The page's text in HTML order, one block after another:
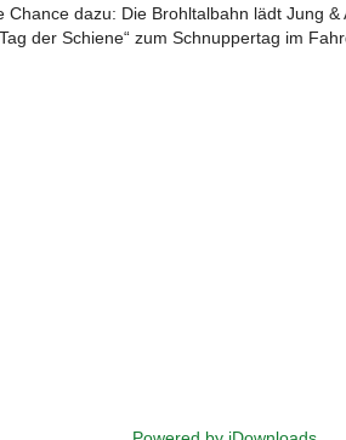
dazu: Die Brohltalbahn lädt Jung &
der Schiene“ zum Schnuppertag im